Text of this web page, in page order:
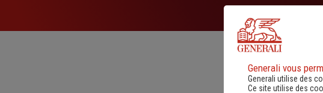
Generali vous
Generali utilise des
Ce site utilise des